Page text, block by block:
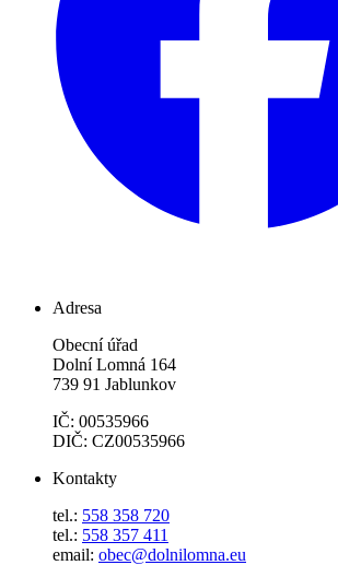
Adresa
Obecní úřad
Dolní Lomná 164
739 91 Jablunkov
IČ: 00535966
DIČ: CZ00535966
Kontakty
tel.: 558 358 720
tel.: 558 357 411
email: obec@dolnilomna.eu